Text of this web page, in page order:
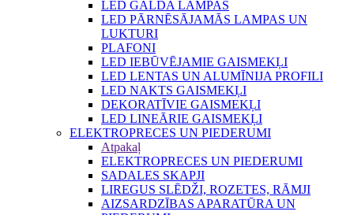
LED GALDA LAMPAS
LED PĀRNĒSĀJAMĀS LAMPAS UN
LUKTURI
PLAFONI
LED IEBŪVĒJAMIE GAISMEKĻI
LED LENTAS UN ALUMĪNIJA PROFILI
LED NAKTS GAISMEKĻI
DEKORATĪVIE GAISMEKĻI
LED LINEĀRIE GAISMEKĻI
ELEKTROPRECES UN PIEDERUMI
Atpakaļ
ELEKTROPRECES UN PIEDERUMI
SADALES SKAPJI
LIREGUS SLĒDŽI, ROZETES, RĀMJI
AIZSARDZĪBAS APARATŪRA UN